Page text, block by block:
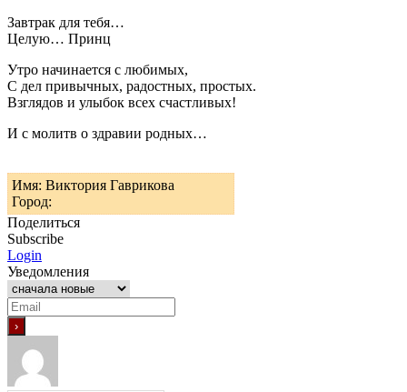
Завтрак для тебя…
Целую… Принц
Утро начинается с любимых,
С дел привычных, радостных, простых.
Взглядов и улыбок всех счастливых!
И с молитв о здравии родных…
Имя: Виктория Гаврикова
Город:
Поделиться
Subscribe
Login
Уведомления